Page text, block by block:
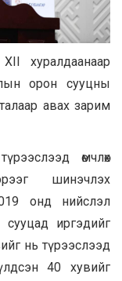
хуралдаанаар
орон сууцны
авах зарим
өмчлөх
шинэчлэх
онд нийслэл
сууцад иргэдийг
нь түрээслээд
40 хувийг